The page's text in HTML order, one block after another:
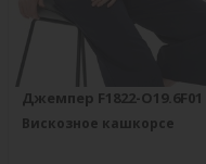
Джемпер F1822-O19.6F01
Вискозное кашкорсе